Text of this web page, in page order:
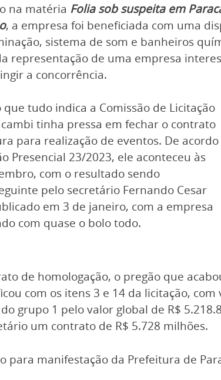
na matéria Folia sob suspeita em
, a empresa foi beneficiada com uma
sistema de som e banheiros
representação de uma empresa
a concorrência.
que tudo indica a Comissão de Licitação
tinha pressa em fechar o contrato
para realização de eventos. De acordo
Presencial 23/2023, ele aconteceu às
com o resultado sendo
pelo secretário Fernando Cesar
em 3 de janeiro, com a empresa
com quase o bolo todo.
de homologação, o pregão que
com os itens 3 e 14 da licitação,
grupo 1 pelo valor global de R$
um contrato de R$ 5.728 milhões.
para manifestação da Prefeitura de